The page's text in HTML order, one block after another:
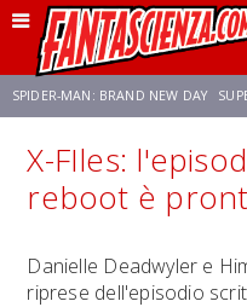
SPIDER-MAN: BRAND NEW DAY
FRANCO RICCIARDIELLO ZENDAYA
X-FIles:
reboot è
Danielle Deadwyler e
riprese dell'episodio